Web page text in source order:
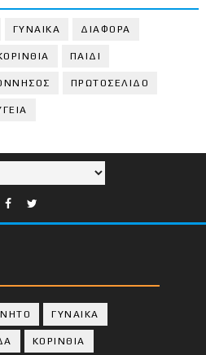
ΓΥΝΑΙΚΑ ΔΙΑΦΟΡΑ
ΠΑΙΔΙ
ΠΡΩΤΟΣΕΛΙΔΟ
ΓΥΝΑΙΚΑ
ΚΟΡΙΝΘΙΑ